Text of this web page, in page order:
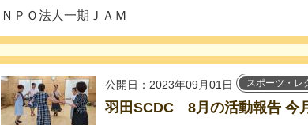
ＮＰＯ法人一期ＪＡＭ
公開日：2023年09月01日 スポーツ・レ
羽田SCDC 8月の活動報告 今